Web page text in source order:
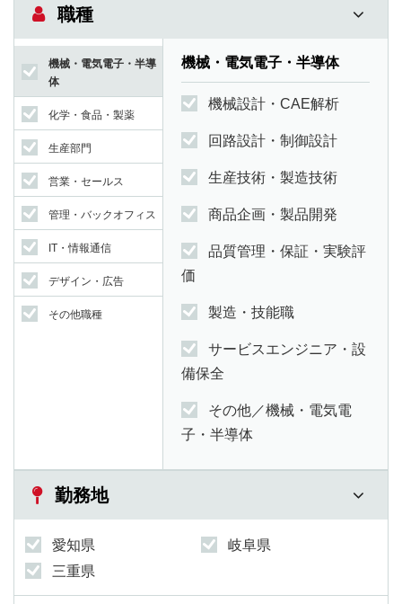
職種
機械・電気電子・半導
体
化学・食品・製薬
生産部門
営業・セールス
管理・バックオフィス
IT・情報通信
デザイン・広告
その他職種
機械・電気電子・半導体
機械設計・CAE解析
回路設計・制御設計
生産技術・製造技術
商品企画・製品開発
品質管理・保証・実験評
価
製造・技能職
サービスエンジニア・設
備保全
その他／機械・電気電
子・半導体
勤務地
愛知県
岐阜県
三重県